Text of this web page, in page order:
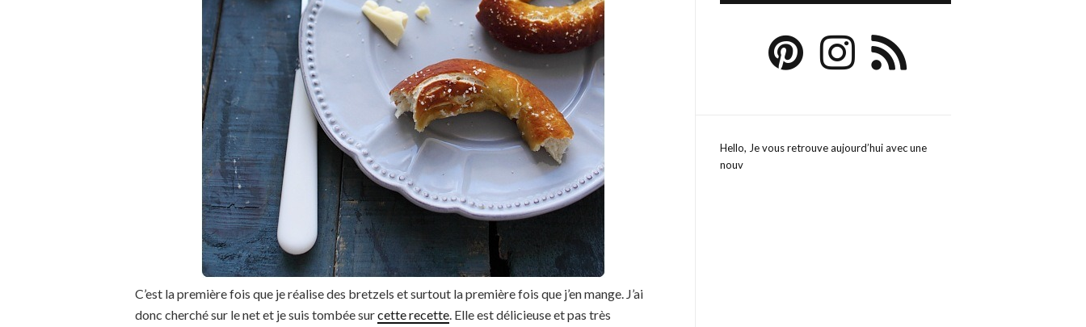
C’est la première fois que je réalise des bretzels et surtout la première fois que j’en mange. J’ai
donc cherché sur le net et je suis tombée surcette recette. Elle est délicieuse et pas très
Hello, Je vous retrouve aujourd’hui avec une
nouv